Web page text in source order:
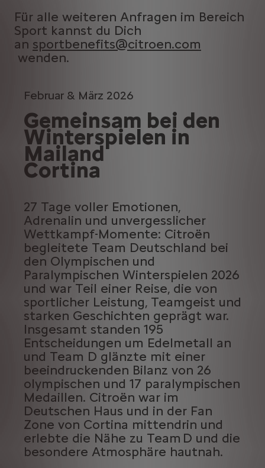
Für alle weiteren Anfragen im Bereich
Sport kannst du Dich
an sportbenefits@citroen.com
wenden.
Februar & März 2026
Gemeinsam bei den
Winterspielen in
Mailand
Cortina
27 Tage voller Emotionen,
Adrenalin und unvergesslicher
Wettkampf-Momente: Citroën
begleitete Team Deutschland bei
den Olympischen und
Paralympischen Winterspielen 2026
und war Teil einer Reise, die von
sportlicher Leistung, Teamgeist und
starken Geschichten geprägt war.
Insgesamt standen 195
Entscheidungen um Edelmetall an
und Team D glänzte mit einer
beeindruckenden Bilanz von 26
olympischen und 17 paralympischen
Medaillen. Citroën war im
Deutschen Haus und in der Fan
Zone von Cortina mittendrin und
erlebte die Nähe zu Team D und die
besondere Atmosphäre hautnah.